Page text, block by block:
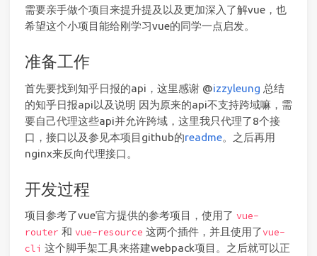
需要亲手做个项目来提升提及以及更加深入了解vue，也
希望这个小项目能给刚学习vue的同学一点启发。
准备工作
首先要找到知乎日报的api，这里感谢 @izzyleung 总结
的知乎日报api以及说明 因为原来的api不支持跨域嘛，需
要自己代理这些api并允许跨域，这里我只代理了8个接
口，接口以及参见本项目github的readme。之后再用
nginx来反向代理接口。
开发过程
项目参考了vue官方提供的参考项目，使用了 vue-
router 和 vue-resource 这两个插件，并且使用了vue-
cli 这个脚手架工具来搭建webpack项目。之后就可以正